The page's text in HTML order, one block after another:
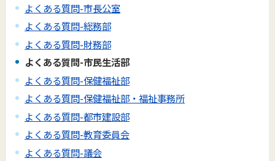
よくある質問-市長公室
よくある質問-総務部
よくある質問-財務部
よくある質問-市民生活部
よくある質問-保健福祉部
よくある質問-保健福祉部・福祉事務所
よくある質問-都市建設部
よくある質問-教育委員会
よくある質問-議会